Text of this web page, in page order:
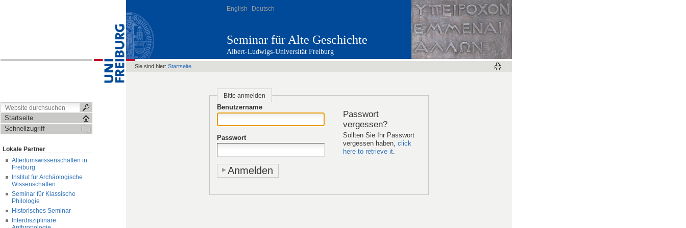
Startseite
Schnellzugriff
Lokale Partner
Altertumswissenschaften in
Freiburg
Institut für Archäologische
Wissenschaften
Seminar für Klassische
Philologie
Historisches Seminar
Interdisziplinäre
English Deutsch
Seminar für Alte Geschichte
Albert-Ludwigs-Universität Freiburg
Sie sind hier: Startseite
Bitte anmelden
Passwort
vergessen?
Sollten Sie Ihr Passwort
vergessen haben, click
here to retrieve it.
Benutzername
Passwort